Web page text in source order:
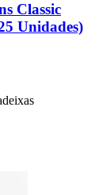
Classic
Unidades)